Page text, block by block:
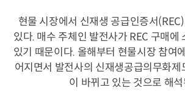
현물 시장에서 신재생 공급인증서
있다. 매수 주체인 발전사가 REC 구매에
있기 때문이다. 올해부터 현물시장 참여
어지면서 발전사의 신재생공급의무화제
이 바뀌고 있는 것으로 해